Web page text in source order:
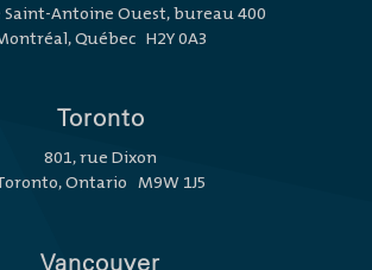
Saint-Antoine Ouest, bureau 400
Québec H2Y 0A3
Toronto
801, rue Dixon
Ontario M9W 1J5
Vancouver